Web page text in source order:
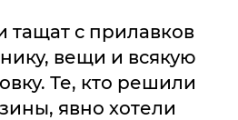
тащат с прилавков
вещи и всякую
Те, кто решили
явно хотели